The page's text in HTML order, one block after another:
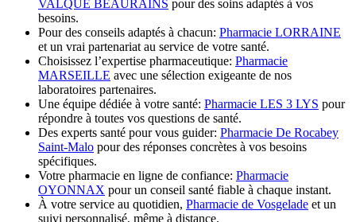
VALQUE BEAURAINS pour des soins adaptés à vos
besoins.
Pour des conseils adaptés à chacun: Pharmacie LORRAINE
et un vrai partenariat au service de votre santé.
Choisissez l’expertise pharmaceutique: Pharmacie
MARSEILLE avec une sélection exigeante de nos
laboratoires partenaires.
Une équipe dédiée à votre santé: Pharmacie LES 3 LYS pour
répondre à toutes vos questions de santé.
Des experts santé pour vous guider: Pharmacie De Rocabey
Saint-Malo pour des réponses concrètes à vos besoins
spécifiques.
Votre pharmacie en ligne de confiance: Pharmacie
OYONNAX pour un conseil santé fiable à chaque instant.
À votre service au quotidien, Pharmacie de Vosgelade et un
suivi personnalisé, même à distance.